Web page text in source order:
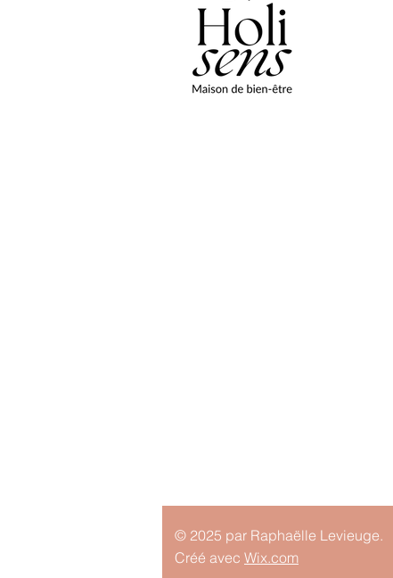
© 2025 par Raphaëlle Levieuge.
Créé avec Wix.com